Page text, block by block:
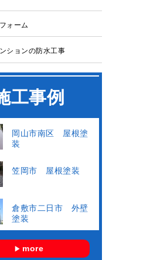
ォーム
ションの防水工事
工事例
岡山市南区 屋根塗
装
笠岡市 屋根塗装
倉敷市二日市 外壁
塗装
more